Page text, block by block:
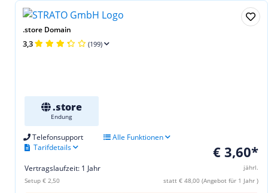
.store Domain
3,3 (199)
.store
Endung
Telefonsupport Alle Funktionen
€ 3,60*
jährl.
statt € 48,00 (Angebot für 1 Jahr )
Setup € 2,50
Vertragslaufzeit: 1 Jahr
Tarifdetails